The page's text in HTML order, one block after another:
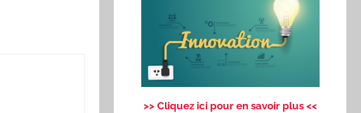
>> Cliquez ici pour en savoir plus <<